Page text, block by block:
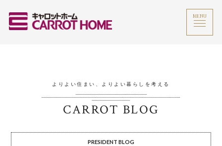
MENU
よりよい住まい、よりよい暮らしを考える
CARROT BLOG
PRESIDENT BLOG